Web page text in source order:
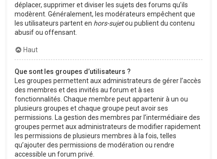
déplacer, supprimer et diviser les sujets des forums qu’ils
modèrent. Généralement, les modérateurs empêchent que
les utilisateurs partent en hors-sujetou publient du contenu
abusif ou offensant.
Haut
Que sont les groupes d’utilisateurs ?
Les groupes permettent aux administrateurs de gérer l’accès
des membres et des invités au forum et à ses
fonctionnalités. Chaque membre peut appartenir à un ou
plusieurs groupes et chaque groupe peut avoir ses
permissions. La gestion des membres par l’intermédiaire des
groupes permet aux administrateurs de modifier rapidement
les permissions de plusieurs membres à la fois, telles
qu’ajouter des permissions de modération ou rendre
accessible un forum privé.